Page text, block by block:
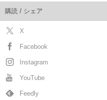
購読 / シェア
X
Facebook
Instagram
YouTube
Feedly